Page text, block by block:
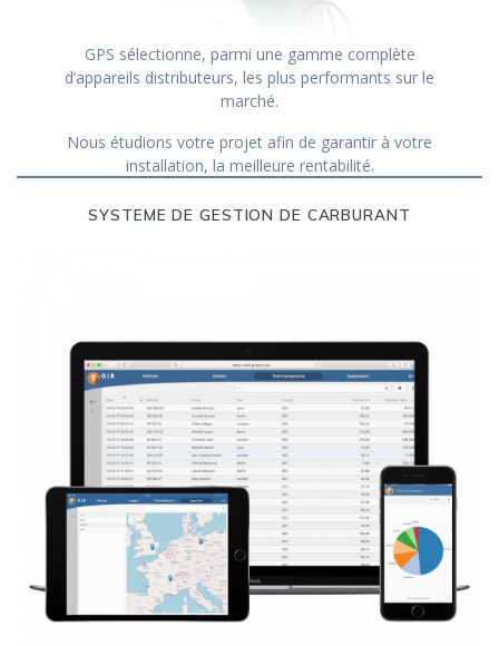
GPS sélectionne, parmi une gamme complète
d’appareils distributeurs, les plus performants sur le
marché.
Nous étudions votre projet afin de garantir à votre
installation, la meilleure rentabilité.
SYSTEME DE GESTION DE CARBURANT